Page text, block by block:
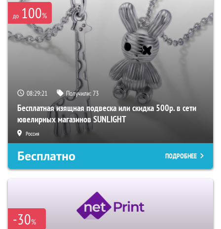
до 100%
08:29:20 Получили:73
Бесплатная изящная подвеска или скидка 500р. в сети
ювелирных магазинов SUNLIGHT
Россия
Бесплатно ПОДРОБНЕЕ
-30%